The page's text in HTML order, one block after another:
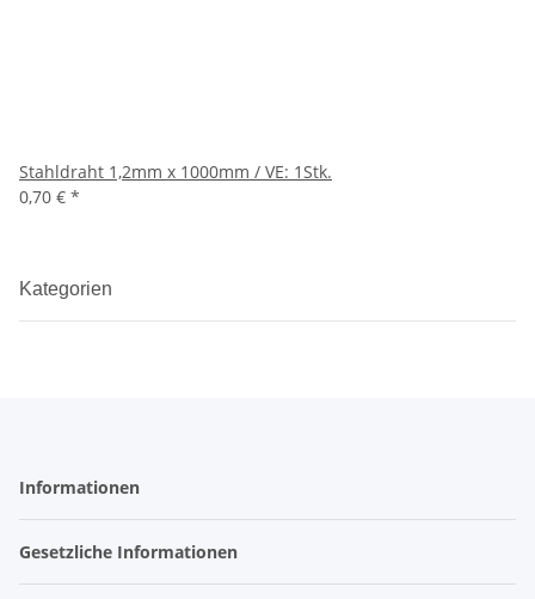
Stahldraht 1,2mm x 1000mm / VE: 1Stk.
0,70 € *
Kategorien
Informationen
Gesetzliche Informationen